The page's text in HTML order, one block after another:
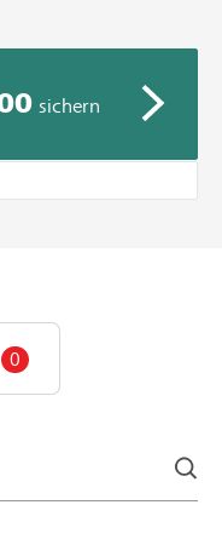
sichern
0